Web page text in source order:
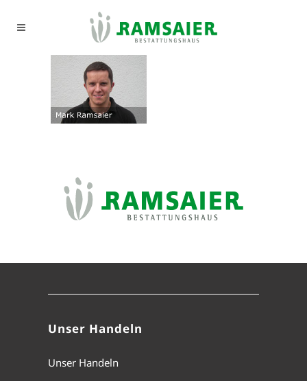
Unser Handeln
Unser Handeln